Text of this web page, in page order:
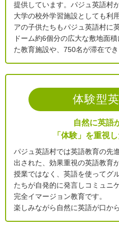
提供しています。パジュ英語村
大学の校外学習施設としても利
アの子供たちもパジュ英語村に
ドーム約6個分の広大な敷地面
た教育施設や、750名が滞在で
体験型
自然に英語
「体験」を重視
パジュ英語村では英語教育の先
出された、効果重視の英語教育
授業ではなく、英語を使ってグ
たちが自発的に発言しコミュニ
完全イマージョン教育です。
楽しみながら自然に英語が口か